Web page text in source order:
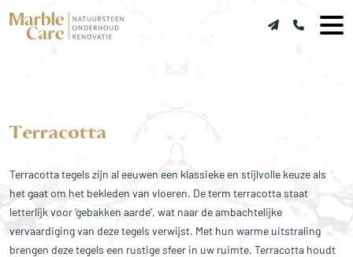
Terracotta
Terracotta tegels zijn al eeuwen een klassieke en stijlvolle keuze als
het gaat om het bekleden van vloeren. De term terracotta staat
letterlijk voor ‘gebakken aarde’, wat naar de ambachtelijke
vervaardiging van deze tegels verwijst. Met hun warme uitstraling
brengen deze tegels een rustige sfeer in uw ruimte. Terracotta houdt